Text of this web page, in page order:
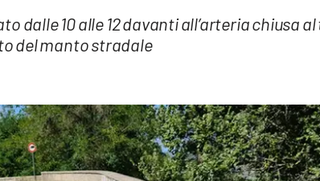
dalle 10 alle 12 davanti all’arteria chiusa
del manto stradale